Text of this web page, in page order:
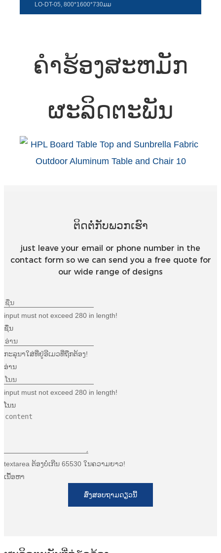
LO-DT-05, 800*1600*730ມມ
ຄໍາຮ້ອງສະຫມັກ
ຜະລິດຕະພັນ
ຕິດຕໍ່ກັບພວກເຮົາ
just leave your email or phone number in the
contact form so we can send you a free quote for
our wide range of designs
input must not exceed 280 in length!
ຊື່ນ
ກະລຸນາໃສ່ທີ່ຢູ່ອີເມວທີ່ຖືກຕ້ອງ!
ອ່ານ
input must not exceed 280 in length!
ໂນນ
textarea ຕ້ອງບໍ່ເກີນ 65530 ໃນຄວາມຍາວ!
ເນື້ອຫາ
ສົ່ງສອບຖາມດຽວນີ້